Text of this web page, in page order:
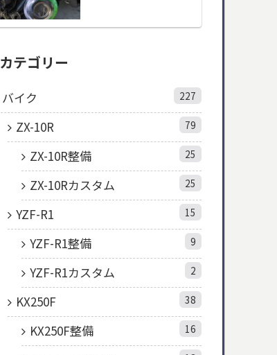
カテゴリー
バイク 227
ZX-10R 79
ZX-10R整備 25
ZX-10Rカスタム 25
YZF-R1 15
YZF-R1整備 9
YZF-R1カスタム 2
KX250F 38
KX250F整備 16